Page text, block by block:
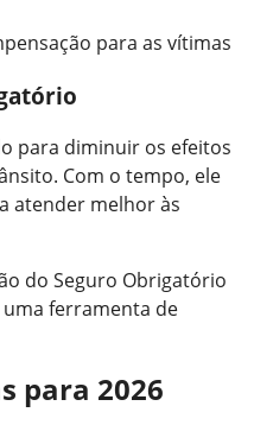
para as vítimas
para diminuir os efeitos
Com o tempo, ele
atender melhor às
do Seguro Obrigatório
ferramenta de
para 2026